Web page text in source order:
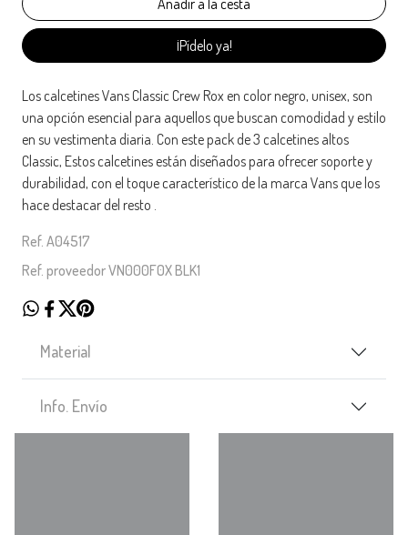
¡Pídelo ya!
Los calcetines Vans Classic Crew Rox en color negro, unisex, son
una opción esencial para aquellos que buscan comodidad y estilo
en su vestimenta diaria. Con este pack de 3 calcetines altos
Classic, Estos calcetines están diseñados para ofrecer soporte y
durabilidad, con el toque característico de la marca Vans que los
hace destacar del resto .
Ref. A04517
Ref. proveedor VN000F0X BLK1
Material
Info. Envío